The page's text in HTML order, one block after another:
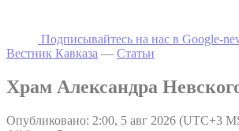
Подписывайтесь на наc в Google-
Вестник Кавказа — Статьи
Храм Александра
Опубликовано: 2:00, 5 авг 2026 (UTC+3